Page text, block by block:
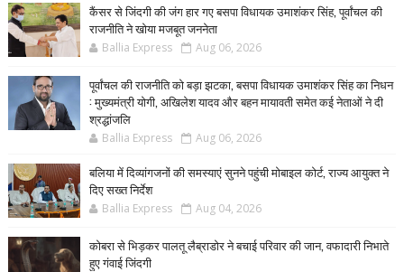
कैंसर से जिंदगी की जंग हार गए बसपा विधायक उमाशंकर सिंह, पूर्वांचल की
राजनीति ने खोया मजबूत जननेता
Ballia Express Aug 06, 2026
पूर्वांचल की राजनीति को बड़ा झटका, बसपा विधायक उमाशंकर सिंह का निधन
: मुख्यमंत्री योगी, अखिलेश यादव और बहन मायावती समेत कई नेताओं ने दी
श्रद्धांजलि
Ballia Express Aug 06, 2026
बलिया में दिव्यांगजनों की समस्याएं सुनने पहुंची मोबाइल कोर्ट, राज्य आयुक्त ने
दिए सख्त निर्देश
Ballia Express Aug 04, 2026
कोबरा से भिड़कर पालतू लैब्राडोर ने बचाई परिवार की जान, वफादारी निभाते
हुए गंवाई जिंदगी